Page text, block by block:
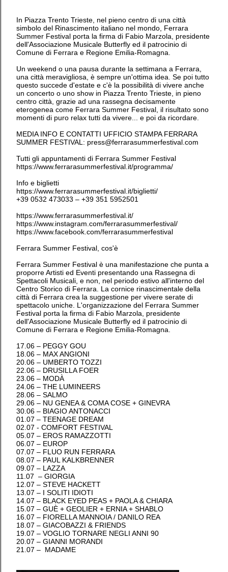
In Piazza Trento Trieste, nel pieno centro di una città
simbolo del Rinascimento italiano nel mondo, Ferrara
Summer Festival porta la firma di Fabio Marzola, presidente
dell'Associazione Musicale Butterfly ed il patrocinio di
Comune di Ferrara e Regione Emilia-Romagna.
Un weekend o una pausa durante la settimana a Ferrara,
una città meravigliosa, è sempre un'ottima idea. Se poi tutto
questo succede d'estate e c'è la possibilità di vivere anche
un concerto o uno show in Piazza Trento Trieste, in pieno
centro città, grazie ad una rassegna decisamente
eterogenea come Ferrara Summer Festival, il risultato sono
momenti di puro relax tutti da vivere... e poi da ricordare.
MEDIA INFO E CONTATTI UFFICIO STAMPA FERRARA
SUMMER FESTIVAL: press@ferrarasummerfestival.com
Tutti gli appuntamenti di Ferrara Summer Festival
https://www.ferrarasummerfestival.it/programma/
Info e biglietti
https://www.ferrarasummerfestival.it/biglietti/
+39 0532 473033 – +39 351 5952501
https://www.ferrarasummerfestival.it/
https://www.instagram.com/ferrarasummerfestival/
https://www.facebook.com/ferrarasummerfestival
Ferrara Summer Festival, cos'è
Ferrara Summer Festival è una manifestazione che punta a
proporre Artisti ed Eventi presentando una Rassegna di
Spettacoli Musicali, e non, nel periodo estivo all'interno del
Centro Storico di Ferrara. La cornice rinascimentale della
città di Ferrara crea la suggestione per vivere serate di
spettacolo uniche. L'organizzazione del Ferrara Summer
Festival porta la firma di Fabio Marzola, presidente
dell'Associazione Musicale Butterfly ed il patrocinio di
Comune di Ferrara e Regione Emilia-Romagna.
17.06 – PEGGY GOU
18.06 – MAX ANGIONI
20.06 – UMBERTO TOZZI
22.06 – DRUSILLA FOER
23.06 – MODÀ
24.06 – THE LUMINEERS
28.06 – SALMO
29.06 – NU GENEA & COMA COSE + GINEVRA
30.06 – BIAGIO ANTONACCI
01.07 – TEENAGE DREAM
02.07 - COMFORT FESTIVAL
05.07 – EROS RAMAZZOTTI
06.07 – EUROP
07.07 – FLUO RUN FERRARA
08.07 – PAUL KALKBRENNER
09.07 – LAZZA
11.07 – GIORGIA
12.07 – STEVE HACKETT
13.07 – I SOLITI IDIOTI
14.07 – BLACK EYED PEAS + PAOLA & CHIARA
15.07 – GUÈ + GEOLIER + ERNIA + SHABLO
16.07 – FIORELLA MANNOIA / DANILO REA
18.07 – GIACOBAZZI & FRIENDS
19.07 – VOGLIO TORNARE NEGLI ANNI 90
20.07 – GIANNI MORANDI
21.07 – MADAME